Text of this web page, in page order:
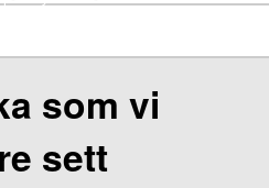
som vi
sett